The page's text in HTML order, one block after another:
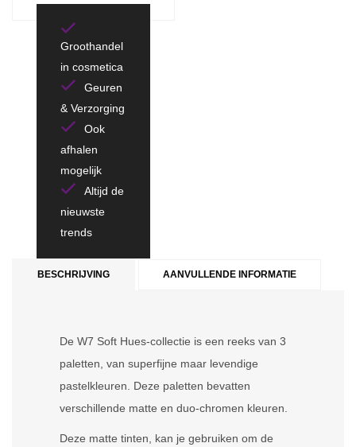
Groothandel
in cosmetica
Geuren
& Verzorging
Ook
afhalen
mogelijk
Altijd de
nieuwste
trends
BESCHRIJVING AANVULLENDE INFORMATIE
De W7 Soft Hues-collectie is een reeks van 3
paletten, van superfijne maar levendige
pastelkleuren. Deze paletten bevatten
verschillende matte en duo-chromen kleuren.
Deze matte tinten, kan je gebruiken om de